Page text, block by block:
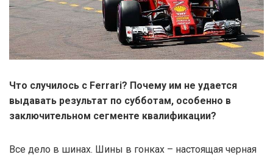
Что случилось с Ferrari? Почему им не удается
выдавать результат по субботам, особенно в
заключительном сегменте квалификации?
Все дело в шинах. Шины в гонках – настоящая черная